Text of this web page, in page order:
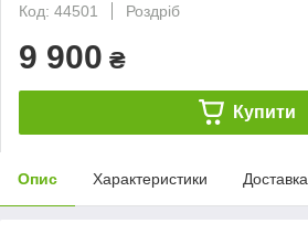
Код: 44501
Роздріб
9 900 ₴
Купити
Опис Характеристики Доставка